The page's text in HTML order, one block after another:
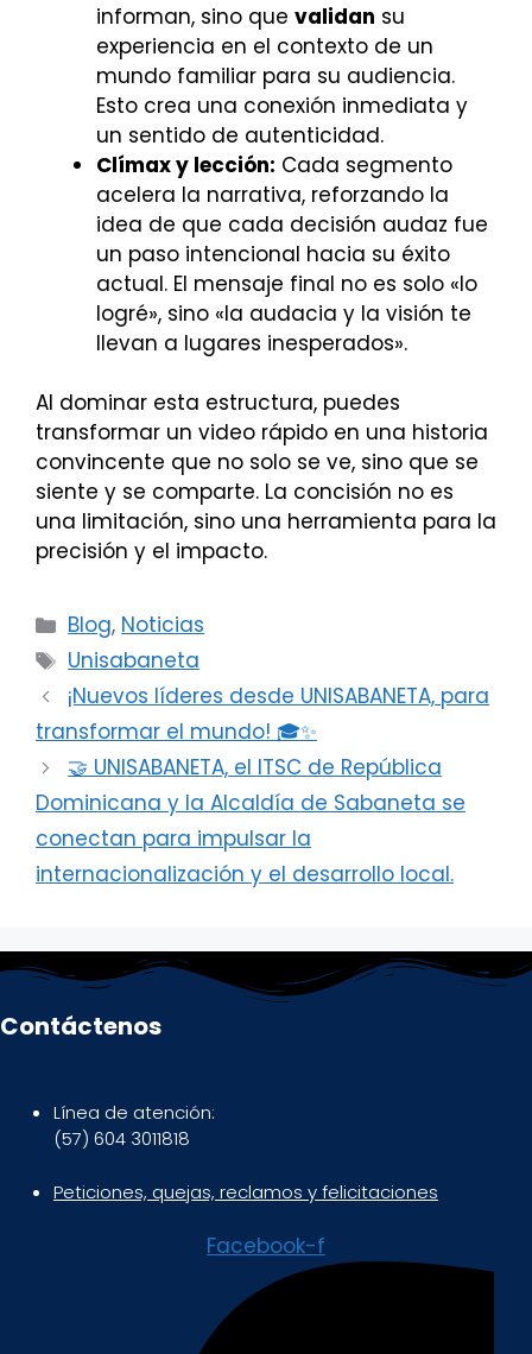
informan, sino que validan su
experiencia en el contexto de un
mundo familiar para su audiencia.
Esto crea una conexión inmediata y
un sentido de autenticidad.
Clímax y lección: Cada segmento
acelera la narrativa, reforzando la
idea de que cada decisión audaz fue
un paso intencional hacia su éxito
actual. El mensaje final no es solo «lo
logré», sino «la audacia y la visión te
llevan a lugares inesperados».
Al dominar esta estructura, puedes
transformar un video rápido en una historia
convincente que no solo se ve, sino que se
siente y se comparte. La concisión no es
una limitación, sino una herramienta para la
precisión y el impacto.
Categorías
Blog, Noticias
Etiquetas
Unisabaneta
¡Nuevos líderes desde UNISABANETA, para
transformar el mundo! 🎓✨
🤝 UNISABANETA, el ITSC de República
Dominicana y la Alcaldía de Sabaneta se
conectan para impulsar la
internacionalización y el desarrollo local.
Contáctenos
Línea de atención:
(57) 604 3011818
Peticiones, quejas, reclamos y felicitaciones
Facebook-f